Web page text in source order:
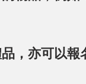
，亦可以